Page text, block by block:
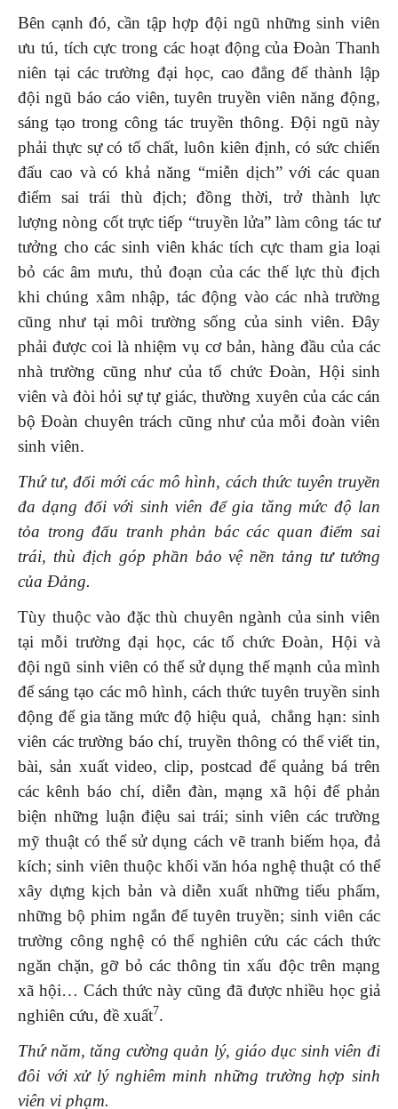
Bên cạnh đó, cần tập hợp đội ngũ những sinh viên
ưu tú, tích cực trong các hoạt động của Đoàn Thanh
niên tại các trường đại học, cao đẳng để thành lập
đội ngũ báo cáo viên, tuyên truyền viên năng động,
sáng tạo trong công tác truyền thông. Đội ngũ này
phải thực sự có tố chất, luôn kiên định, có sức chiến
đấu cao và có khả năng “miễn dịch” với các quan
điểm sai trái thù địch; đồng thời, trở thành lực
lượng nòng cốt trực tiếp “truyền lửa” làm công tác tư
tưởng cho các sinh viên khác tích cực tham gia loại
bỏ các âm mưu, thủ đoạn của các thế lực thù địch
khi chúng xâm nhập, tác động vào các nhà trường
cũng như tại môi trường sống của sinh viên. Đây
phải được coi là nhiệm vụ cơ bản, hàng đầu của các
nhà trường cũng như của tổ chức Đoàn, Hội sinh
viên và đòi hỏi sự tự giác, thường xuyên của các cán
bộ Đoàn chuyên trách cũng như của mỗi đoàn viên
sinh viên.
Thứ tư, đổi mới các mô hình, cách thức tuyên truyền
đa dạng đối với sinh viên để gia tăng mức độ lan
tỏa trong đấu tranh phản bác các quan điểm sai
trái, thù địch góp phần bảo vệ nền tảng tư tưởng
của Đảng.
Tùy thuộc vào đặc thù chuyên ngành của sinh viên
tại mỗi trường đại học, các tổ chức Đoàn, Hội và
đội ngũ sinh viên có thể sử dụng thế mạnh của mình
để sáng tạo các mô hình, cách thức tuyên truyền sinh
động để gia tăng mức độ hiệu quả, chẳng hạn: sinh
viên các trường báo chí, truyền thông có thể viết tin,
bài, sản xuất video, clip, postcad để quảng bá trên
các kênh báo chí, diễn đàn, mạng xã hội để phản
biện những luận điệu sai trái; sinh viên các trường
mỹ thuật có thể sử dụng cách vẽ tranh biếm họa, đả
kích; sinh viên thuộc khối văn hóa nghệ thuật có thể
xây dựng kịch bản và diễn xuất những tiểu phẩm,
những bộ phim ngắn để tuyên truyền; sinh viên các
trường công nghệ có thể nghiên cứu các cách thức
ngăn chặn, gỡ bỏ các thông tin xấu độc trên mạng
xã hội… Cách thức này cũng đã được nhiều học giả
nghiên cứu, đề xuất7.
Thứ năm, tăng cường quản lý, giáo dục sinh viên đi
đôi với xử lý nghiêm minh những trường hợp sinh
viên vi phạm.